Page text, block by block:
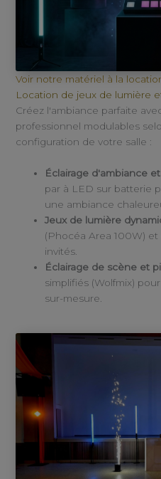
Location de jeux de lumière
Créez l'ambiance parfaite
professionnel modulables
configuration de votre salle :
Éclairage d'ambiance
par à LED sur batterie
une ambiance
Jeux de lumière
(Phocéa Area 100W)
invités.
Éclairage de scène et
simplifiés (Wolfmix)
sur-mesure.
Voir notre matériel à la